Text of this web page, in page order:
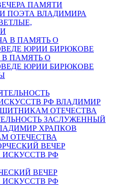
ПАМЯТИ
ПОЭТА ВЛАДИМИРА
В ПАМЯТЬ О
ЮРИИ БИРЮКОВЕ
ЗАСЛУЖЕННЫЙ
ХРАПКОВ
ОТЕЧЕСТВА
ВЕЧЕР
РФ